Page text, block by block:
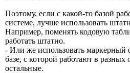
Поэтому, если с какой-то базой
системе, лучше использовать
Например, поменять кодовую
работать штатно.
- Или же использовать маркерный
базе, с которой работают в разных
остальные.